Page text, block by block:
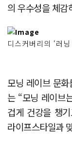
의 우수성을 체감
디스커버리의 ‘러
모닝 레이브 문
는 “모닝 레이브
겁게 건강을 챙
라이프스타일과